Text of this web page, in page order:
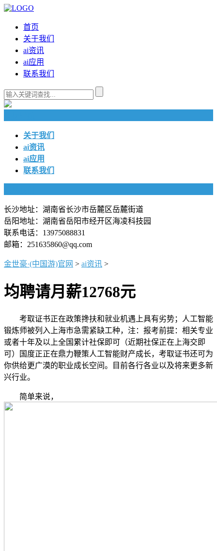
首页
关于我们
ai资讯
ai应用
联系我们
关于我们
ai资讯
ai应用
联系我们
长沙地址：湖南省长沙市岳麓区岳麓街道
岳阳地址：湖南省岳阳市经开区海凌科技园
联系电话：13975088831
邮箱：251635860@qq.com
金世豪·(中国游)官网 > ai资讯 >
均聘请月薪12768元
考取证书正在政策搀扶和就业机遇上具有劣势；人工智能
锻炼师被列入上海市急需紧缺工种，注：报考前提：相关专业
或者十年及以上全国累计社保即可（近期社保正在上海交即
可）国度正正在鼎力鞭策人工智能财产成长，考取证书还可为
你供给更广漠的职业成长空间。目前各行各业以及将来更多新
兴行业。
简单来说，